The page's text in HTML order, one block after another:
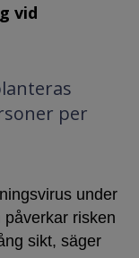
vid
per
under
risken
sikt, säger